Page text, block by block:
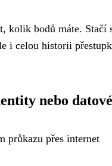
bodů máte. Stačí
celou historii
nebo
průkazu přes internet